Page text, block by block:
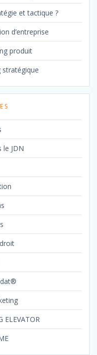
et tactique ?
d’entreprise
produit
le JDN
ELEVATOR